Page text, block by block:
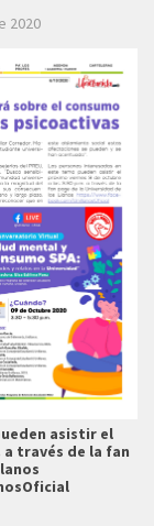
2020
asistir el
a través de la fan